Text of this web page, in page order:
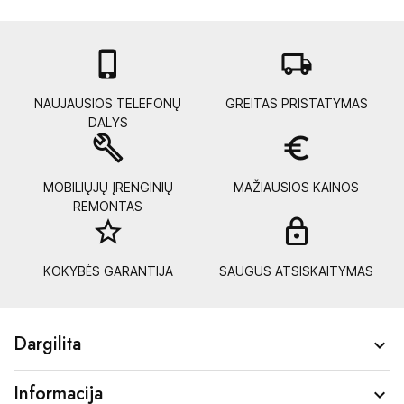

NAUJAUSIOS TELEFONŲ
DALYS
local_shipping
GREITAS PRISTATYMAS
build
MOBILIŲJŲ ĮRENGINIŲ
REMONTAS
euro_symbol
MAŽIAUSIOS KAINOS
star_border
KOKYBĖS GARANTIJA SAUGUS ATSISKAITYMAS
Dargilita 
Informacija 